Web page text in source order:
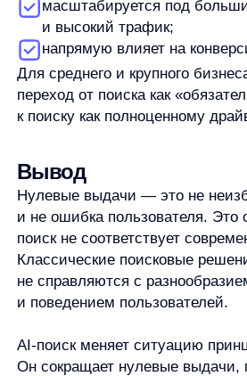
Я ознакомился с условиями Политики обработки персональных
на обработки моих персональных данных
Согласен на получениерассылки с новостями AI от Any
Свяжитесь со мной
Продукты
anyQuery
anyRecs
anyReviews
Материалы
Блог
Документация
по интеграции
об IT-деятельности
Контакты
support@diginetica.com
+7 (985) 674-48-98